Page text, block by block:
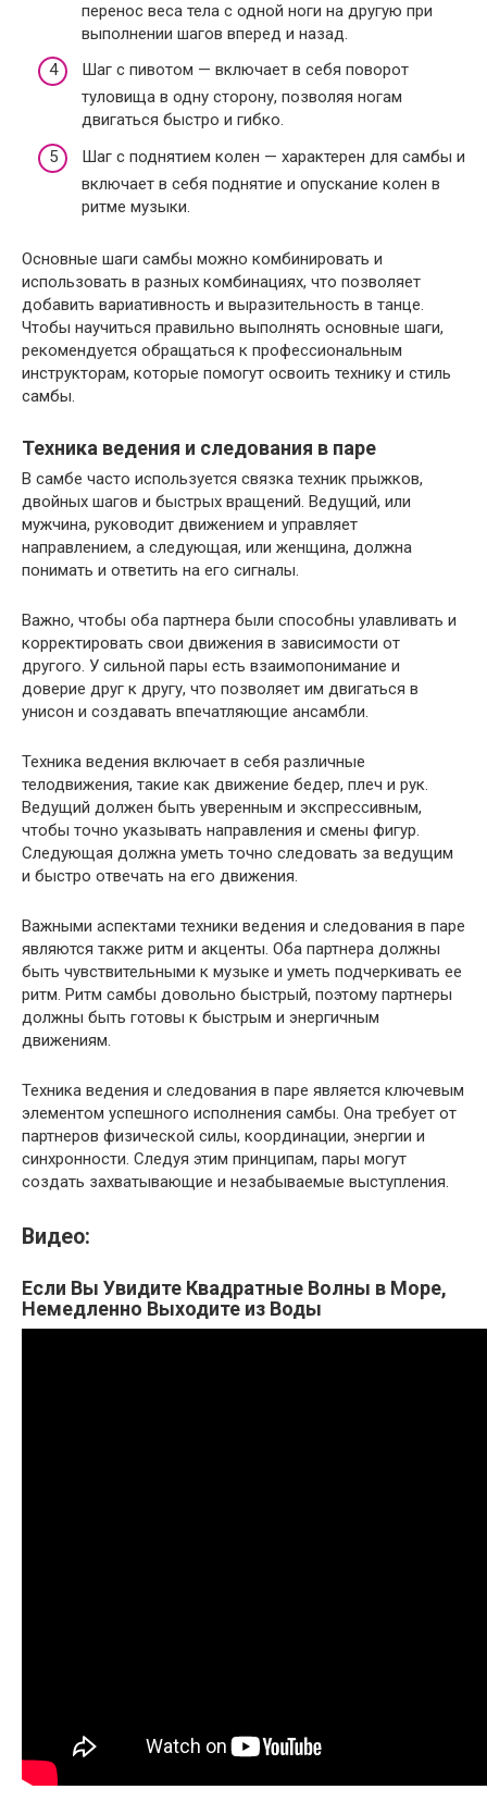
перенос веса тела с одной ноги на другую при
выполнении шагов вперед и назад.
Шаг с пивотом — включает в себя поворот
туловища в одну сторону, позволяя ногам
двигаться быстро и гибко.
Шаг с поднятием колен — характерен для самбы и
включает в себя поднятие и опускание колен в
ритме музыки.
Основные шаги самбы можно комбинировать и
использовать в разных комбинациях, что позволяет
добавить вариативность и выразительность в танце.
Чтобы научиться правильно выполнять основные шаги,
рекомендуется обращаться к профессиональным
инструкторам, которые помогут освоить технику и стиль
самбы.
Техника ведения и следования в паре
В самбе часто используется связка техник прыжков,
двойных шагов и быстрых вращений. Ведущий, или
мужчина, руководит движением и управляет
направлением, а следующая, или женщина, должна
понимать и ответить на его сигналы.
Важно, чтобы оба партнера были способны улавливать и
корректировать свои движения в зависимости от
другого. У сильной пары есть взаимопонимание и
доверие друг к другу, что позволяет им двигаться в
унисон и создавать впечатляющие ансамбли.
Техника ведения включает в себя различные
телодвижения, такие как движение бедер, плеч и рук.
Ведущий должен быть уверенным и экспрессивным,
чтобы точно указывать направления и смены фигур.
Следующая должна уметь точно следовать за ведущим
и быстро отвечать на его движения.
Важными аспектами техники ведения и следования в паре
являются также ритм и акценты. Оба партнера должны
быть чувствительными к музыке и уметь подчеркивать ее
ритм. Ритм самбы довольно быстрый, поэтому партнеры
должны быть готовы к быстрым и энергичным
движениям.
Техника ведения и следования в паре является ключевым
элементом успешного исполнения самбы. Она требует от
партнеров физической силы, координации, энергии и
синхронности. Следуя этим принципам, пары могут
создать захватывающие и незабываемые выступления.
Видео:
Если Вы Увидите Квадратные Волны в Море,
Немедленно Выходите из Воды